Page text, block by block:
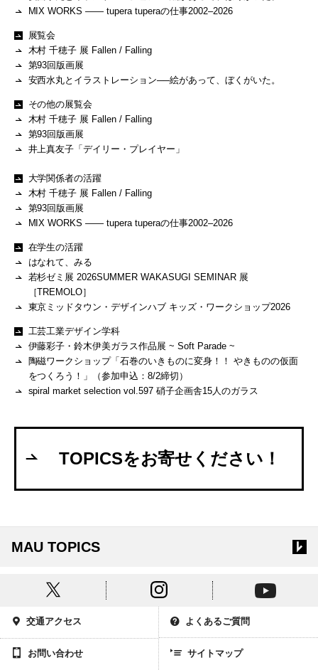
MIX WORKS —— tupera tuperaの仕事2002–2026
展覧会
木村 千穂子 展 Fallen / Falling
第93回版画展
安西水丸とイラストレーション──絵があって、ぼくがいた。
その他の展覧会
木村 千穂子 展 Fallen / Falling
第93回版画展
井上真友子「デイリー・プレイヤー」
大学関係者の活躍
木村 千穂子 展 Fallen / Falling
第93回版画展
MIX WORKS —— tupera tuperaの仕事2002–2026
在学生の活躍
はなれて、みる
若杉ゼミ展 2026SUMMER WAKASUGI SEMINAR 展
［TREMOLO］
東京ミッドタウン・デザインハブ キッズ・ワークショップ2026
工芸工業デザイン学科
伊藤彩子・鈴木伊美ガラス作品展 ~ Soft Parade ~
陶磁ワークショップ「石巻のいきものに変身！！ やきものの仮面
をつくろう！」（参加申込：8/2締切）
spiral market selection vol.597 硝子企画舎15人のガラス
TOPICSをお寄せください！
MAU TOPICS
交通アクセス よくあるご質問
お問い合わせ サイトマップ